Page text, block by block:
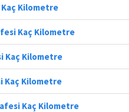
Kaç Kilometre
Kaç Kilometre
Kaç Kilometre
Kaç Kilometre
Kaç Kilometre